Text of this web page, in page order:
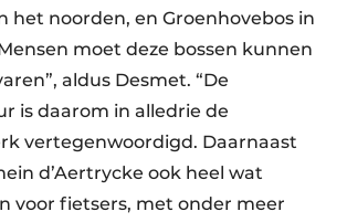
het noorden, en Groenhovebos in
moet deze bossen kunnen
aldus Desmet. “De
is daarom in alledrie de
vertegenwoordigd. Daarnaast
d’Aertrycke ook heel wat
voor fietsers, met onder meer